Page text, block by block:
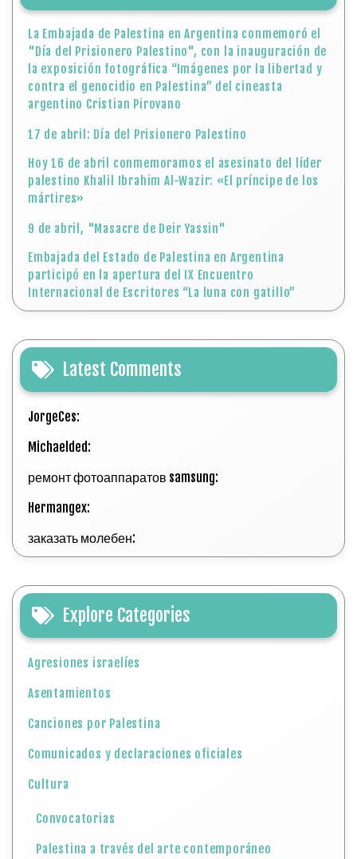
La Embajada de Palestina en Argentina conmemoró el
"Día del Prisionero Palestino", con la inauguración de
la exposición fotográfica “Imágenes por la libertad y
contra el genocidio en Palestina” del cineasta
argentino Cristian Pirovano
17 de abril: Día del Prisionero Palestino
Hoy 16 de abril conmemoramos el asesinato del líder
palestino Khalil Ibrahim Al-Wazir: «El príncipe de los
mártires»
9 de abril, "Masacre de Deir Yassin"
Embajada del Estado de Palestina en Argentina
participó en la apertura del IX Encuentro
Internacional de Escritores “La luna con gatillo”
Latest Comments
JorgeCes:
Michaelded:
ремонт фотоаппаратов samsung:
Hermangex:
заказать молебен:
Explore Categories
Agresiones israelíes
Asentamientos
Canciones por Palestina
Comunicados y declaraciones oficiales
Cultura
Convocatorias
Palestina a través del arte contemporáneo